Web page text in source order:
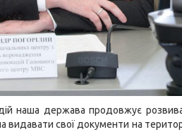
наша держава продовжує
видавати свої документи на